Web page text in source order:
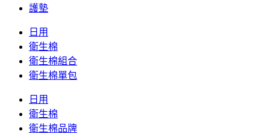
護墊
日用
衛生棉
衛生棉組合
衛生棉單包
日用
衛生棉
衛生棉品牌